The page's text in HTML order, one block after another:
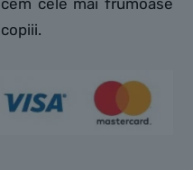
cele mai frumoase